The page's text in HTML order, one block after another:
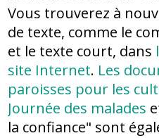
Vous trouverez à
de texte, comme le
et le texte court, dans
site Internet. Les
paroisses pour les
Journée des malades
la confiance" sont